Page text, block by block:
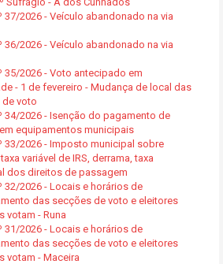
37/2026 - Veículo abandonado na via
36/2026 - Veículo abandonado na via
35/2026 - Voto antecipado em
- 1 de fevereiro - Mudança de local das
voto
34/2026 - Isenção do pagamento de
equipamentos municipais
33/2026 - Imposto municipal sobre
variável de IRS, derrama, taxa
dos direitos de passagem
32/2026 - Locais e horários de
das secções de voto e eleitores
votam - Runa
31/2026 - Locais e horários de
das secções de voto e eleitores
votam - Maceira